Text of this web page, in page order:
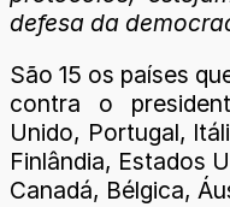
defesa da
São 15 os países
contra o
Unido, Portugal,
Finlândia, Estados
Canadá, Bélgica,